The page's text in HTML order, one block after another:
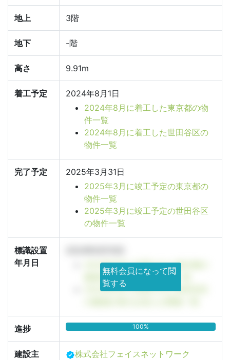
地上 3階
地下 -階
高さ 9.91m
着工予定
2024年8月1日
2024年8月に着工した東京都の物
件一覧
2024年8月に着工した世田谷区の
物件一覧
完了予定
2025年3月31日
2025年3月に竣工予定の東京都の
物件一覧
2025年3月に竣工予定の世田谷区
の物件一覧
標識設置
年月日
2024年6月に設置された東京都の
建築計画のお知らせ看板一覧
2024年6月に設置された世田谷区
無料会員になって閲
覧する
進捗 100%
建設主 株式会社フェイスネットワーク